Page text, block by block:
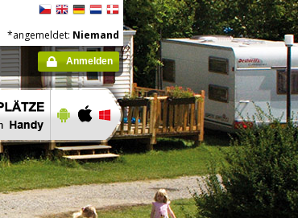
*angemeldet: Niemand
Anmelden